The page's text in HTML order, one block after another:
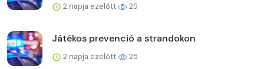
2 napja ezelőtt 25
Játékos prevenció a strandokon
2 napja ezelőtt 25